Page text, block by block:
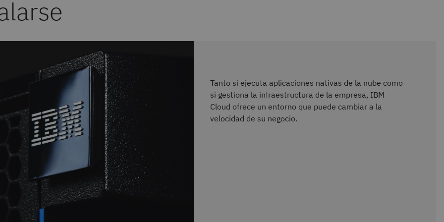
Tanto si ejecuta aplicaciones nativas de la nube como
si gestiona la infraestructura de la empresa, IBM
Cloud ofrece un entorno que puede cambiar a la
velocidad de su negocio.